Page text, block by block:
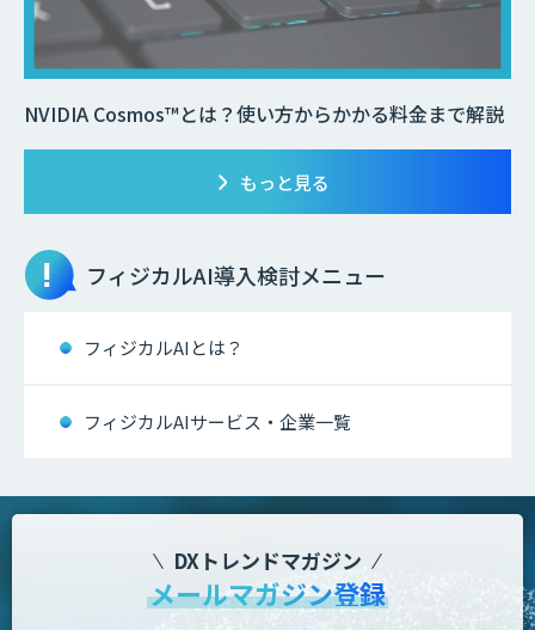
NVIDIA Cosmos™とは？使い方からかかる料金まで解説
もっと見る
フィジカルAI導入検討メニュー
フィジカルAIとは？
フィジカルAIサービス・企業一覧
DXトレンドマガジン
メールマガジン登録